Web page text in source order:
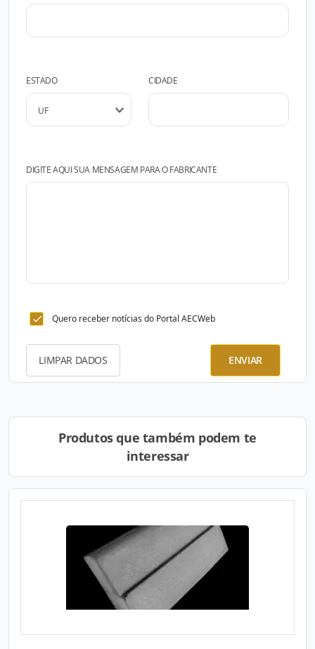
ESTADO CIDADE
DIGITE AQUI SUA MENSAGEM PARA O FABRICANTE
Quero receber notícias do Portal AECWeb
LIMPAR DADOS ENVIAR
Produtos que também podem te
interessar